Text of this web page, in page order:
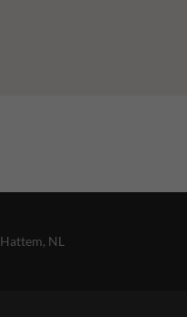
Hattem, NL